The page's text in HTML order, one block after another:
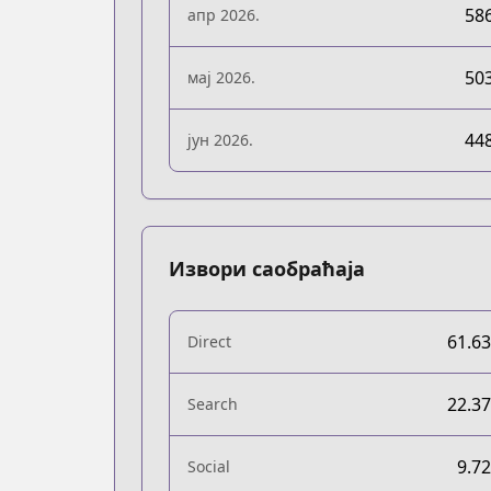
апр 2026.
мај 2026.
јун 2026.
Извори саобраћаја
Direct
Search
Social